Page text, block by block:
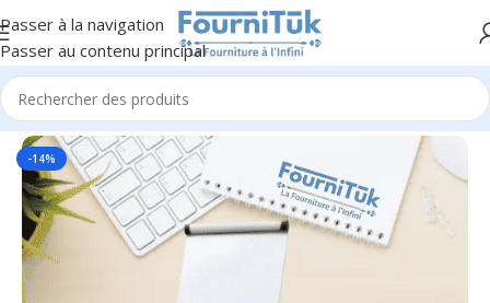
Passer à la navigation
Passer au contenu principal
Accueil/Fourniture de Bureau/Présentation & Communication
-14%